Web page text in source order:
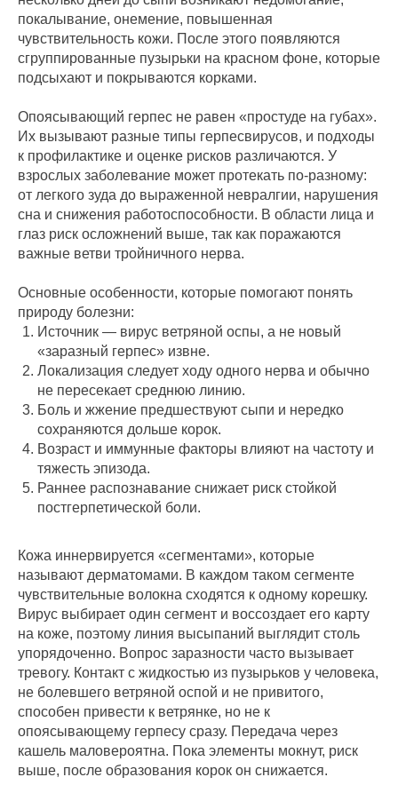
покалывание, онемение, повышенная
чувствительность кожи. После этого появляются
сгруппированные пузырьки на красном фоне, которые
подсыхают и покрываются корками.
Опоясывающий герпес не равен «простуде на губах».
Их вызывают разные типы герпесвирусов, и подходы
к профилактике и оценке рисков различаются. У
взрослых заболевание может протекать по-разному:
от легкого зуда до выраженной невралгии, нарушения
сна и снижения работоспособности. В области лица и
глаз риск осложнений выше, так как поражаются
важные ветви тройничного нерва.
Основные особенности, которые помогают понять
природу болезни:
Источник — вирус ветряной оспы, а не новый
«заразный герпес» извне.
Локализация следует ходу одного нерва и обычно
не пересекает среднюю линию.
Боль и жжение предшествуют сыпи и нередко
сохраняются дольше корок.
Возраст и иммунные факторы влияют на частоту и
тяжесть эпизода.
Раннее распознавание снижает риск стойкой
постгерпетической боли.
Кожа иннервируется «сегментами», которые
называют дерматомами. В каждом таком сегменте
чувствительные волокна сходятся к одному корешку.
Вирус выбирает один сегмент и воссоздает его карту
на коже, поэтому линия высыпаний выглядит столь
упорядоченно. Вопрос заразности часто вызывает
тревогу. Контакт с жидкостью из пузырьков у человека,
не болевшего ветряной оспой и не привитого,
способен привести к ветрянке, но не к
опоясывающему герпесу сразу. Передача через
кашель маловероятна. Пока элементы мокнут, риск
выше, после образования корок он снижается.